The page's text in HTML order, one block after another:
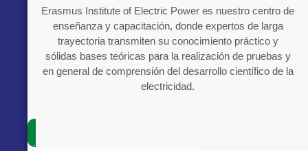
Erasmus Institute of Electric Power es nuestro centro de
enseñanza y capacitación, donde expertos de larga
trayectoria transmiten su conocimiento práctico y
sólidas bases teóricas para la realización de pruebas y
en general de comprensión del desarrollo científico de la
electricidad.